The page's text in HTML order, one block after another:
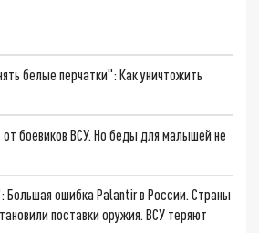
белые перчатки": Как уничтожить
боевиков ВСУ. Но беды для малышей не
Большая ошибка Palantir в России. Страны
поставки оружия. ВСУ теряют